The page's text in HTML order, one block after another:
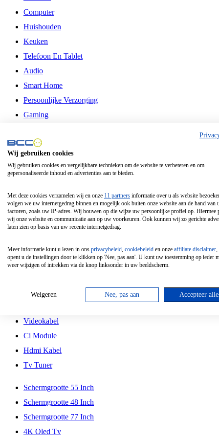
Computer
Huishouden
Keuken
Telefoon En Tablet
Audio
Smart Home
Persoonlijke Verzorging
Gaming
Philips
Schermgrootte 24 Inch
Schermgrootte 85 Inch
Schermgrootte 98 Inch
Tcl
Hd Led Tv
Antennekabel
Videokabel
Ci Module
Hdmi Kabel
Tv Tuner
Schermgrootte 55 Inch
Schermgrootte 48 Inch
Schermgrootte 77 Inch
4K Oled Tv
Wij gebruiken cookies
Wij gebruiken cookies en vergelijkbare technieken om de website te verbeteren en om
gepersonaliseerde inhoud en advertenties aan te bieden.
Met deze cookies verzamelen wij en onze 11 partners informatie over u als website
volgen we uw internetgedrag binnen en mogelijk ook buiten onze website aan de hand van
factoren, zoals uw IP-adres. Wij bouwen op die wijze uw persoonlijke profiel op. Hiermee
wij onze website en communicatie aan op uw voorkeuren. Ook kunnen wij zo gerichte
laten zien op basis van uw recente internetgedrag.
Meer informatie kunt u lezen in ons privacybeleid, cookiebeleid en onze affiliate disclaimer,
opent u de instellingen door te klikken op 'Nee, pas aan'. U kunt uw toestemming op ieder
weer wijzigen of intrekken via de knop linksonder in uw beeldscherm.
Weigeren Nee, pas aan Accepteer